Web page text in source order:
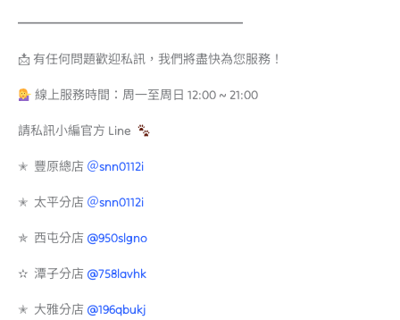
━━━━━━━━━━━━━━━━━━
📩 有任何問題歡迎私訊，我們將盡快為您服務！
線上服務時間：周一至周日 12:00 ~ 21:00
請私訊小編官方 Line
✭ 豐原總店 ＠snn0112i
✭ 太平分店 ＠snn0112i
✯ 西屯分店 @950slgno
✫ 潭子分店 @758lavhk
✭ 大雅分店 @196qbukj